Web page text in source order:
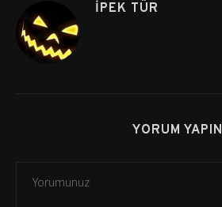
İPEK TÜR
YORUM YAPIN